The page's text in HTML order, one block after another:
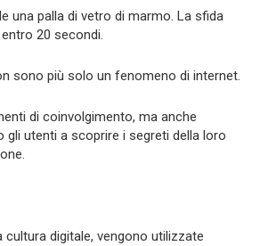
una palla di vetro di marmo. La sfida
20 secondi.
sono più solo un fenomeno di internet.
di coinvolgimento, ma anche
gli utenti a scoprire i segreti della loro
cultura digitale, vengono utilizzate